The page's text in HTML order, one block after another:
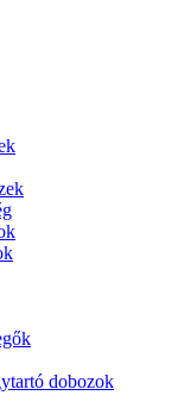
dobozok